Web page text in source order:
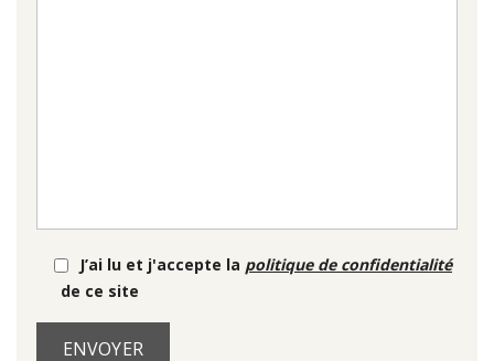
J’ai lu et j'accepte la politique de confidentialité
de ce site